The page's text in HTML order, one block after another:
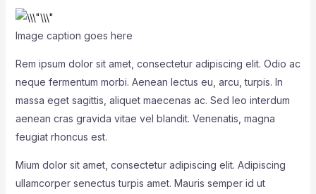
Image caption goes here
Rem ipsum dolor sit amet, consectetur adipiscing elit. Odio ac
neque fermentum morbi. Aenean lectus eu, arcu, turpis. In
massa eget sagittis, aliquet maecenas ac. Sed leo interdum
aenean cras gravida vitae vel blandit. Venenatis, magna
feugiat rhoncus est.
Mium dolor sit amet, consectetur adipiscing elit. Adipiscing
ullamcorper senectus turpis amet. Mauris semper id ut